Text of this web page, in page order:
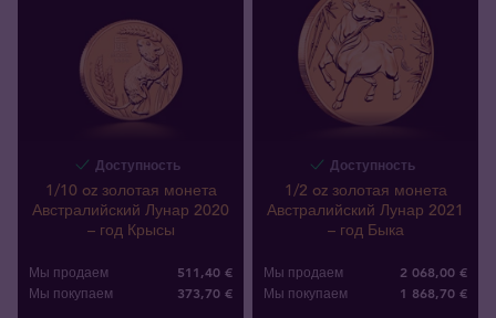
Доступность
1/10 oz золотая монета
Австралийский Лунар 2020
– год Крысы
Мы продаем 511,40 €
Мы покупаем 373,70 €
Доступность
1/2 oz золотая монета
Австралийский Лунар 2021
– год Быка
Мы продаем 2 068,00 €
Мы покупаем 1 868,70 €